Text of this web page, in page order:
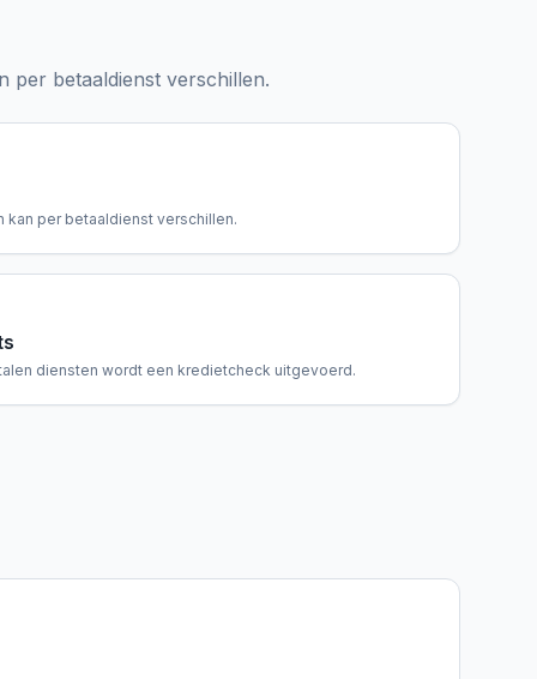
per betaaldienst verschillen.
kan per betaaldienst verschillen.
diensten wordt een kredietcheck uitgevoerd.